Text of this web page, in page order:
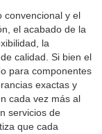
convencional y el
el acabado de la
la
calidad. Si bien el
para componentes
exactas y
cada vez más al
servicios de
que cada